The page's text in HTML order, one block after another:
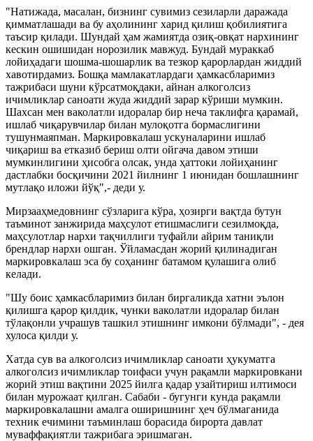
"Натижада, масалан, бизнинг сувимиз сезиларли даражада
қимматлашади ва бу аҳолининг харид қилиш қобилиятига
таъсир қилади. Шундай ҳам жамиятда озиқ-овқат нархининг
кескин ошишидан норозилик мавжуд. Бундай мураккаб
лойиҳадаги шошма-шошарлик ва тезкор қарорлардан жиддий
хавотирдамиз. Бошқа мамлакатлардаги ҳамкасбларимиз
тажрибаси шуни кўрсатмоқдаки, айнан алкоголсиз
ичимликлар саноати жуда жиддий зарар кўриши мумкин.
Шахсан мен ваколатли идоралар бир неча таклифга қарамай,
ишлаб чиқарувчилар билан мулоқотга бормаслигини
тушунмаяпман. Маркировкалаш ускуналарини ишлаб
чиқариш ва етказиб бериш олти ойгача давом этиши
мумкинлигини ҳисобга олсак, унда ҳаттоки лойиҳанинг
дастлабки босқичини 2021 йилнинг 1 июнидан бошлашнинг
мутлақо иложи йўқ",- деди у.
Мирзааҳмедовнинг сўзларига кўра, ҳозирги вақтда бутун
таъминот занжирида маҳсулот етишмаслиги сезилмоқда,
маҳсулотлар нархи тақчиллиги туфайли айрим таниқли
брендлар нархи ошган. Ўйламасдан жорий қилинадиган
маркировкалаш эса бу соҳанинг батамом қулашига олиб
келади.
"Шу боис ҳамкасбларимиз билан биргаликда хатни эълон
қилишга қарор қилдик, чунки ваколатли идоралар билан
тўлақонли учрашув ташкил этишнинг имкони бўлмади", - дея
хулоса қилди у.
Хатда сув ва алкоголсиз ичимликлар саноати ҳукуматга
алкоголсиз ичимликлар тоифаси учун рақамли маркировкани
жорий этиш вақтини 2025 йилга қадар узайтириш илтимоси
билан мурожаат қилган. Сабаби - бугунги кунда рақамли
маркировкалашни амалга оширишнинг ҳеч бўлмаганида
техник ечимини таъминлаш борасида бирорта давлат
муваффақиятли тажрибага эришмаган.